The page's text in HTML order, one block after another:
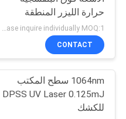
حرارة الليزر المنطقة
المتضررة 1-150 كيلو هرتز
Please inquire individually MOQ:1
CONTACT
1064nm سطح المكتب
DPSS UV Laser 0.125mJ
للكشك